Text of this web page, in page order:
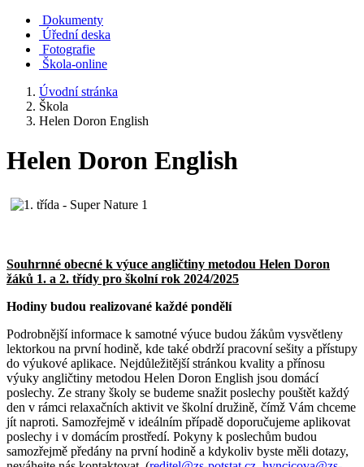
Dokumenty
Úřední deska
Fotografie
Škola-online
Úvodní stránka
Škola
Helen Doron English
Helen Doron English
Souhrnné obecné k výuce angličtiny metodou Helen Doron
žáků 1. a 2. třídy pro školní rok 2024/2025
Hodiny budou realizované každé pondělí
Podrobnější informace k samotné výuce budou žákům vysvětleny
lektorkou na první hodině, kde také obdrží pracovní sešity a přístupy
do výukové aplikace. Nejdůležitější stránkou kvality a přínosu
výuky angličtiny metodou Helen Doron English jsou domácí
poslechy. Ze strany školy se budeme snažit poslechy pouštět každý
den v rámci relaxačních aktivit ve školní družině, čímž Vám chceme
jít naproti. Samozřejmě v ideálním případě doporučujeme aplikovat
poslechy i v domácím prostředí. Pokyny k poslechům budou
samozřejmě předány na první hodině a kdykoliv byste měli dotazy,